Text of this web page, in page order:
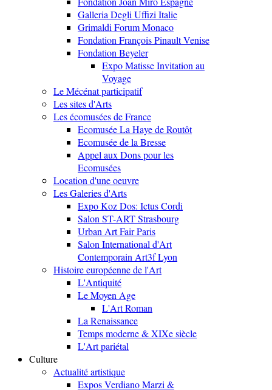
Galleria Degli Uffizi Italie
Grimaldi Forum Monaco
Fondation François Pinault Venise
Fondation Beyeler
Expo Matisse Invitation au
Voyage
Le Mécénat participatif
Les sites d'Arts
Les écomusées de France
Ecomusée La Haye de Routôt
Ecomusée de la Bresse
Appel aux Dons pour les
Ecomusées
Location d'une oeuvre
Les Galeries d'Arts
Expo Koz Dos: Ictus Cordi
Salon ST-ART Strasbourg
Urban Art Fair Paris
Salon International d'Art
Contemporain Art3f Lyon
Histoire européenne de l'Art
L'Antiquité
Le Moyen Age
L'Art Roman
La Renaissance
Temps moderne & XIXe siècle
L'Art pariétal
Culture
Actualité artistique
Expos Verdiano Marzi &